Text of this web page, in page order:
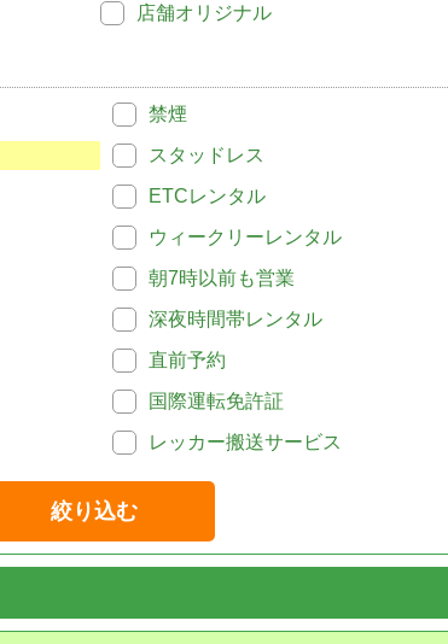
店舗オリジナル
禁煙
スタッドレス
ETCレンタル
ウィークリーレンタル
朝7時以前も営業
深夜時間帯レンタル
直前予約
国際運転免許証
レッカー搬送サービス
絞り込む